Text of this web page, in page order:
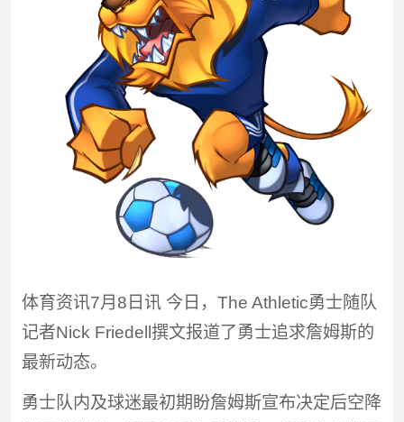
体育资讯7月8日讯 今日，The Athletic勇士随队
记者Nick Friedell撰文报道了勇士追求詹姆斯的
最新动态。
勇士队内及球迷最初期盼詹姆斯宣布决定后空降